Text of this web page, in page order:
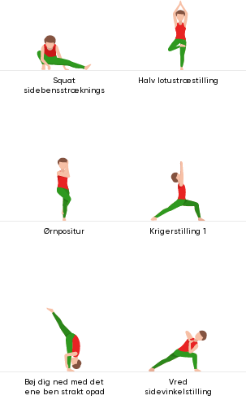
Squat
sidebensstrækningsstilling
Halv lotustræstilling
Ørnpositur Krigerstilling 1
Bøj dig ned med det
ene ben strakt opad
Vred
sidevinkelstilling